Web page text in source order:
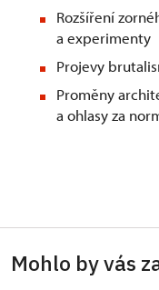
Rozšíření
a experimenty
Projevy
Proměny
a ohlasy za
Mohlo by vás